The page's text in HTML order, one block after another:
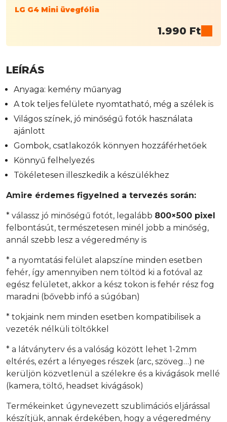
LG G4 Mini üvegfólia
1.990 Ft
LEÍRÁS
Anyaga: kemény műanyag
A tok teljes felülete nyomtatható, még a szélek is
Világos színek, jó minőségű fotók használata
ajánlott
Gombok, csatlakozók könnyen hozzáférhetőek
Könnyű felhelyezés
Tökéletesen illeszkedik a készülékhez
Amire érdemes figyelned a tervezés során:
* válassz jó minőségű fotót, legalább 800×500 pixel
felbontásút, természetesen minél jobb a minőség,
annál szebb lesz a végeredmény is
* a nyomtatási felület alapszíne minden esetben
fehér, így amennyiben nem töltöd ki a fotóval az
egész felületet, akkor a kész tokon is fehér rész fog
maradni (bővebb infó a súgóban)
* tokjaink nem minden esetben kompatibilisek a
vezeték nélküli töltőkkel
* a látványterv és a valóság között lehet 1-2mm
eltérés, ezért a lényeges részek (arc, szöveg…) ne
kerüljön közvetlenül a szélekre és a kivágások mellé
(kamera, töltő, headset kivágások)
Termékeinket úgynevezett szublimációs eljárással
készítjük, annak érdekében, hogy a végeredmény